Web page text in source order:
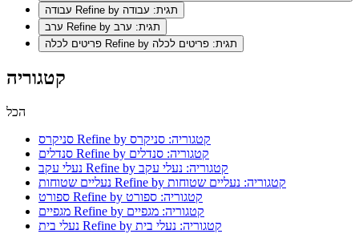
Refine by תגית: עבודה
Refine by תגית: ערב
Refine by תגית: פריטים לכלה
קטגוריה
הכל
Refine by קטגוריה: סניקרס
Refine by קטגוריה: סנדלים
Refine by קטגוריה: נעלי עקב
Refine by קטגוריה: נעליים שטוחות
Refine by קטגוריה: ספורט
Refine by קטגוריה: מגפיים
Refine by קטגוריה: נעלי בית